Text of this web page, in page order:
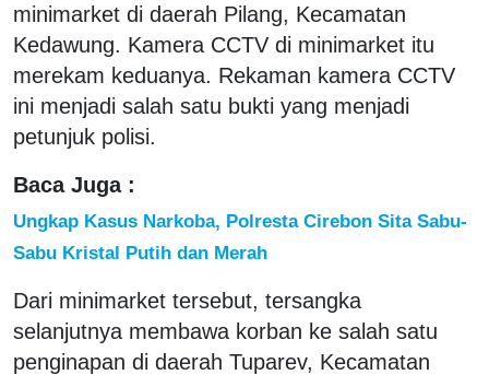
minimarket di daerah Pilang, Kecamatan
Kedawung. Kamera CCTV di minimarket itu
merekam keduanya. Rekaman kamera CCTV
ini menjadi salah satu bukti yang menjadi
petunjuk polisi.
Baca Juga :
Ungkap Kasus Narkoba, Polresta Cirebon Sita Sabu-
Sabu Kristal Putih dan Merah
Dari minimarket tersebut, tersangka
selanjutnya membawa korban ke salah satu
penginapan di daerah Tuparev, Kecamatan